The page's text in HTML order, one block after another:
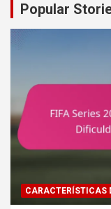
Popular
CARACTERÍSTICAS